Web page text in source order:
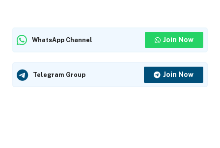
WhatsApp Channel Join Now
Telegram Group Join Now